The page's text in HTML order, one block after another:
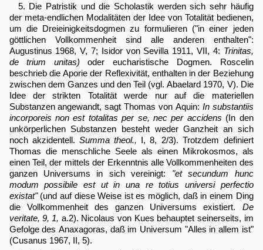
5. Die Patristik und die Scholastik werden sich sehr häufig
der meta-endlichen Modalitäten der Idee von Totalität bedienen,
um die Dreieinigkeitsdogmen zu formulieren ("in einer jeden
göttlichen Vollkommenheit sind alle anderen enthalten":
Augustinus 1968, V, 7; Isidor von Sevilla 1911, VII, 4: Trinitas,
de trium unitas) oder eucharistische Dogmen. Roscelin
beschrieb die Aporie der Reflexivität, enthalten in der Beziehung
zwischen dem Ganzes und den Teil (vgl. Abaelard 1970, V). Die
Idee der strikten Totalität werde nur auf die materiellen
Substanzen angewandt, sagt Thomas von Aquin: In substantiis
incorporeis non est totalitas per se, nec per accidens (In den
unkörperlichen Substanzen besteht weder Ganzheit an sich
noch akzidentell. Summa theol., I, 8, 2/3). Trotzdem definiert
Thomas die menschliche Seele als einen Mikrokosmos, als
einen Teil, der mittels der Erkenntnis alle Vollkommenheiten des
ganzen Universums in sich vereinigt: "et secundum hunc
modum possibile est ut in una re totius universi perfectio
existat"(und auf diese Weise ist es möglich, daß in einem Ding
die Vollkommenheit des ganzen Universums existiert. De
veritate, 9, 1, a.2). Nicolaus von Kues behauptet seinerseits, im
Gefolge des Anaxagoras, daß im Universum "Alles in allem ist"
(Cusanus 1967, II, 5).